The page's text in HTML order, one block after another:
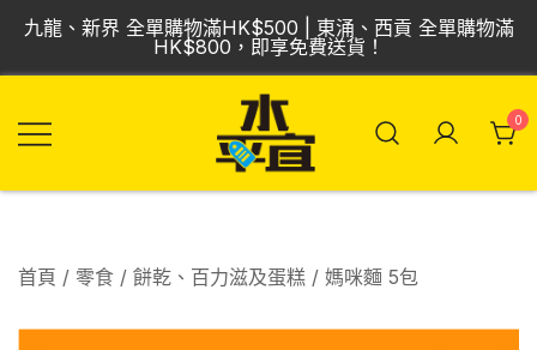
Skip
content
九龍、新界 全單購物滿HK$500 | 東涌、西貢 全單購物滿
HK$800，即享免費送貨！
酒、食品
0
首頁 / 零食 / 餅乾、百力滋及蛋糕 / 媽咪麵 5包